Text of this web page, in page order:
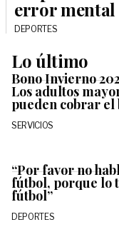
error mental
DEPORTES
Lo último
Bono Invierno
Los adultos
pueden cobrar el
SERVICIOS
“Por favor no
fútbol, porque lo
fútbol”
DEPORTES